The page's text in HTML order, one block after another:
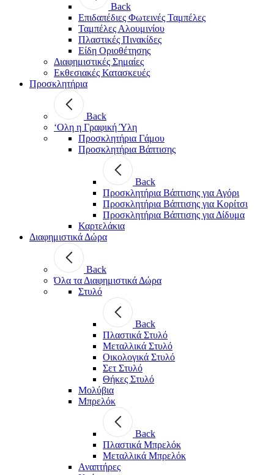
Back
Επιδαπέδιες Φωτεινές Ταμπέλες
Ταμπέλες Αλουμινίου
Πλαστικές Πινακίδες
Είδη Οριοθέτησης
Διαφημιστικές Σημαίες
Εκθεσιακές Κατασκευές
Προσκλητήρια
Back
‘Ολη η Γραφική Ύλη
Προσκλητήρια Γάμου
Προσκλητήρια Βάπτισης
Back
Προσκλητήρια Βάπτισης για Αγόρι
Προσκλητήρια Βάπτισης για Κορίτσι
Προσκλητήρια Βάπτισης για Δίδυμα
Καρτελάκια
Διαφημιστικά Δώρα
Back
Όλα τα Διαφημιστικά Δώρα
Στυλό
Back
Πλαστικά Στυλό
Μεταλλικά Στυλό
Οικολογικά Στυλό
Σετ Στυλό
Θήκες Στυλό
Μολύβια
Μπρελόκ
Back
Πλαστικά Μπρελόκ
Μεταλλικά Μπρελόκ
Αναπτήρες